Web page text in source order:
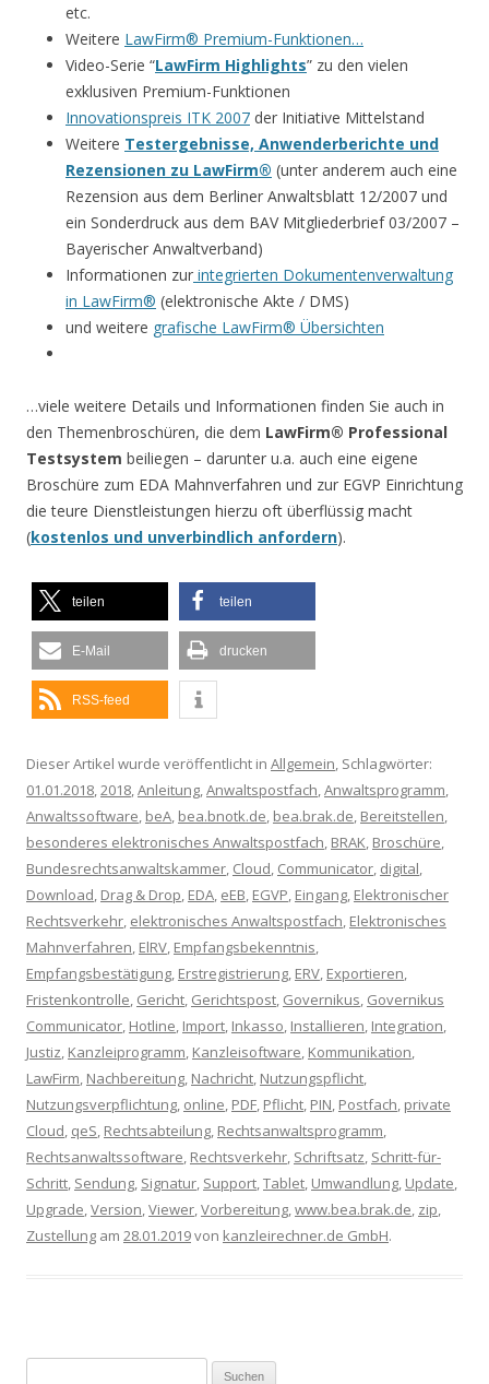
etc.
Weitere LawFirm® Premium-Funktionen…
Video-Serie “LawFirm Highlights” zu den vielen
exklusiven Premium-Funktionen
Innovationspreis ITK 2007 der Initiative Mittelstand
Weitere Testergebnisse, Anwenderberichte und
Rezensionen zu LawFirm® (unter anderem auch eine
Rezension aus dem Berliner Anwaltsblatt 12/2007 und
ein Sonderdruck aus dem BAV Mitgliederbrief 03/2007 –
Bayerischer Anwaltverband)
Informationen zur integrierten Dokumentenverwaltung
in LawFirm® (elektronische Akte / DMS)
und weitere grafische LawFirm® Übersichten
…viele weitere Details und Informationen finden Sie auch in
den Themenbroschüren, die dem LawFirm® Professional
Testsystem beiliegen – darunter u.a. auch eine eigene
Broschüre zum EDA Mahnverfahren und zur EGVP Einrichtung
die teure Dienstleistungen hierzu oft überflüssig macht
(kostenlos und unverbindlich anfordern).
teilen teilen
E-Mail drucken
RSS-feed
Dieser Artikel wurde veröffentlicht in Allgemein, Schlagwörter:
01.01.2018,2018,Anleitung,Anwaltspostfach,Anwaltsprogramm,
Anwaltssoftware, beA, bea.bnotk.de, bea.brak.de, Bereitstellen,
besonderes elektronisches Anwaltspostfach, BRAK, Broschüre,
Bundesrechtsanwaltskammer, Cloud, Communicator, digital,
Download, Drag & Drop, EDA, eEB, EGVP, Eingang, Elektronischer
Rechtsverkehr, elektronisches Anwaltspostfach, Elektronisches
Mahnverfahren, ElRV, Empfangsbekenntnis,
Empfangsbestätigung, Erstregistrierung, ERV, Exportieren,
Fristenkontrolle, Gericht, Gerichtspost, Governikus, Governikus
Communicator, Hotline, Import, Inkasso, Installieren, Integration,
Justiz, Kanzleiprogramm, Kanzleisoftware, Kommunikation,
LawFirm, Nachbereitung, Nachricht, Nutzungspflicht,
Nutzungsverpflichtung, online, PDF, Pflicht, PIN, Postfach, private
Cloud, qeS, Rechtsabteilung, Rechtsanwaltsprogramm,
Rechtsanwaltssoftware, Rechtsverkehr, Schriftsatz, Schritt-für-
Schritt, Sendung, Signatur, Support,Tablet, Umwandlung, Update,
Upgrade,Version,Viewer,Vorbereitung,www.bea.brak.de, zip,
Zustellung am 28.01.2019von kanzleirechner.de GmbH.